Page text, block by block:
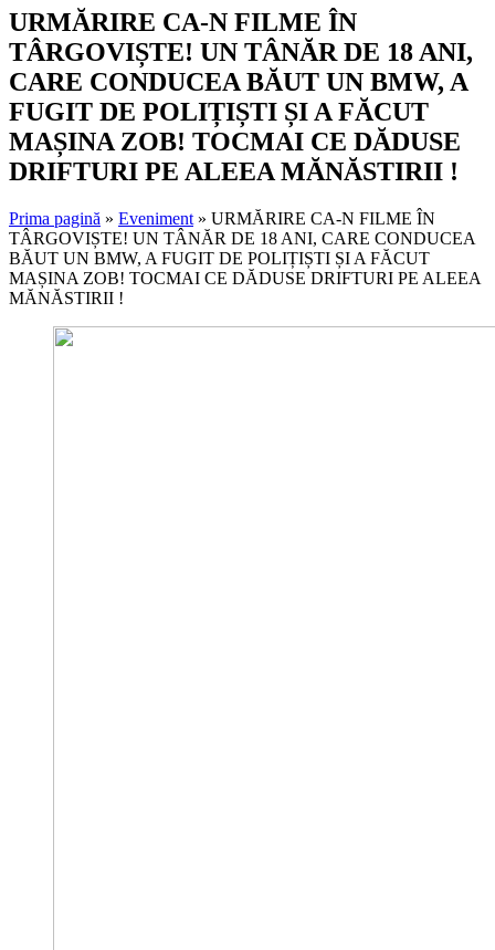
URMĂRIRE CA-N FILME ÎN
TÂRGOVIȘTE! UN TÂNĂR DE 18 ANI,
CARE CONDUCEA BĂUT UN BMW, A
FUGIT DE POLIȚIȘTI ȘI A FĂCUT
MAȘINA ZOB! TOCMAI CE DĂDUSE
DRIFTURI PE ALEEA MĂNĂSTIRII !
Prima pagină » Eveniment » URMĂRIRE CA-N FILME ÎN
TÂRGOVIȘTE! UN TÂNĂR DE 18 ANI, CARE CONDUCEA
BĂUT UN BMW, A FUGIT DE POLIȚIȘTI ȘI A FĂCUT
MAȘINA ZOB! TOCMAI CE DĂDUSE DRIFTURI PE ALEEA
MĂNĂSTIRII !